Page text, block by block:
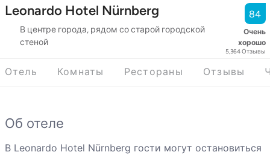
Leonardo Hotel Nürnberg
В центре города, рядом со старой городской
стеной
84
Очень
хорошо
5,364Отзывы
Отель Комнаты Рестораны Отзывы
Об отеле
В Leonardo Hotel Nürnberg гости могут остановиться